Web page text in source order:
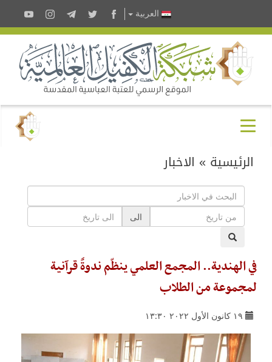
العربية
الرئيسية » الاخبار
الى
في الهندية.. المجمع العلمي ينظّم ندوةً قرآنية
لمجموعة من الطلاب
١٩ كانون الأول ٢٠٢٢ ١٣:٣٠